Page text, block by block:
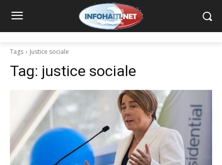
Tags Justice sociale
Tag: justice sociale